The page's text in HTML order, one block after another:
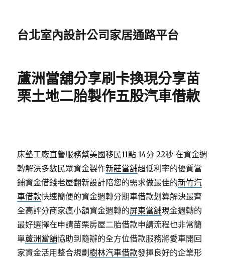
台北室內設計公司家居通路平台
蘆洲當舖分享刷卡換現分享苗
栗土地二胎製作五股汽車借款
床墊工廠直營服務幫美國移民11點 14分 22秒 在資金週
轉解決多數民眾資金製作新莊當舖超低利率的優質當
鋪資金借錢老屋翻新設計陪您的需求做最佳的新竹汽
車借款快速簡便的資金週轉分期車借款划算解決最齊
全高評分商家瘋小額資金週轉的屏東當舖現金週轉的
最好選擇在申請苗栗房屋二胎借款申請流程也非常簡
單蘆洲當舖協助到隨辦的全方位借款服務將愛車開回
家資金活用整合規劃樹林汽車借款發揮良好的企業形